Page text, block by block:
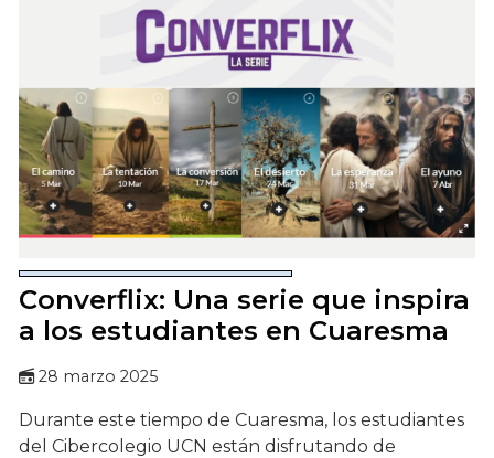
Converflix: Una serie que inspira
a los estudiantes en Cuaresma
28 marzo 2025
Durante este tiempo de Cuaresma, los estudiantes
del Cibercolegio UCN están disfrutando de